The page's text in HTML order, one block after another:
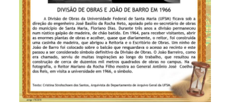
Secretaria de Governo
Gabinete de Segurança Institucional
Advocacia-Geral da União
Banco Central do Brasil